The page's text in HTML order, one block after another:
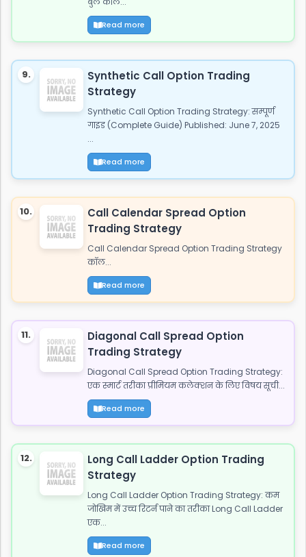
Read more
9.
Synthetic Call Option Trading
Strategy
Synthetic Call Option Trading Strategy: सम्पूर्ण
गाइड (Complete Guide) Published: June 7, 2025
...
Read more
10.
Call Calendar Spread Option
Trading Strategy
Call Calendar Spread Option Trading Strategy
कॉल...
Read more
11.
Diagonal Call Spread Option
Trading Strategy
Diagonal Call Spread Option Trading Strategy:
एक स्मार्ट तरीका प्रीमियम कलेक्शन के लिए विषय सूची...
Read more
12.
Long Call Ladder Option Trading
Strategy
Long Call Ladder Option Trading Strategy: कम
जोखिम में उच्च रिटर्न पाने का तरीका Long Call Ladder
एक...
Read more